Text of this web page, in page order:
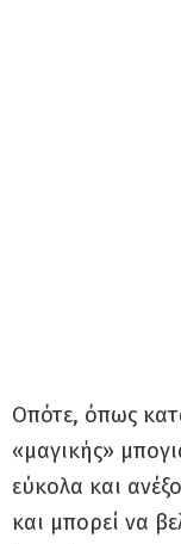
Οπότε, όπως
«μαγικής»
εύκολα και
και μπορεί να